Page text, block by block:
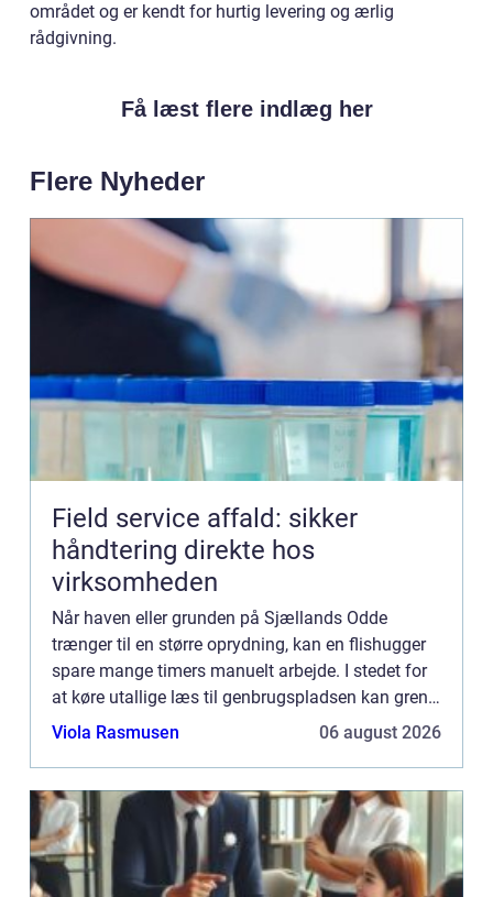
området og er kendt for hurtig levering og ærlig
rådgivning.
Få læst flere indlæg her
Flere Nyheder
Field service affald: sikker
håndtering direkte hos
virksomheden
Når haven eller grunden på Sjællands Odde
trænger til en større oprydning, kan en flishugger
spare mange timers manuelt arbejde. I stedet for
at køre utallige læs til genbrugspladsen kan grene
og kvas omdannes til brugbar flis direkte på
Viola Rasmusen 06 august 2026